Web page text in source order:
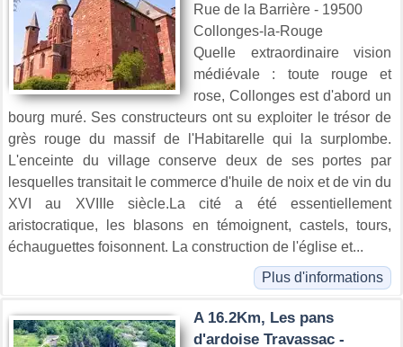
Rue de la Barrière - 19500
Collonges-la-Rouge
Quelle extraordinaire vision
médiévale : toute rouge et
rose, Collonges est d'abord un
bourg muré. Ses constructeurs ont su exploiter le trésor de
grès rouge du massif de l'Habitarelle qui la surplombe.
L'enceinte du village conserve deux de ses portes par
lesquelles transitait le commerce d'huile de noix et de vin du
XVI au XVIIIe siècle.La cité a été essentiellement
aristocratique, les blasons en témoignent, castels, tours,
échauguettes foisonnent. La construction de l'église et...
Plus d'informations
A 16.2Km, Les pans
d'ardoise Travassac -